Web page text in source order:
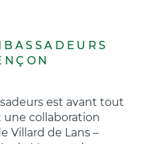
est avant tout
une collaboration
Villard de Lans –